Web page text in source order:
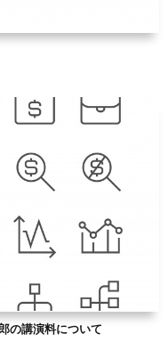
の講演料について